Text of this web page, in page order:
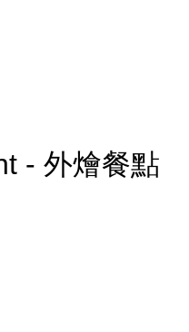
- 外燴餐點